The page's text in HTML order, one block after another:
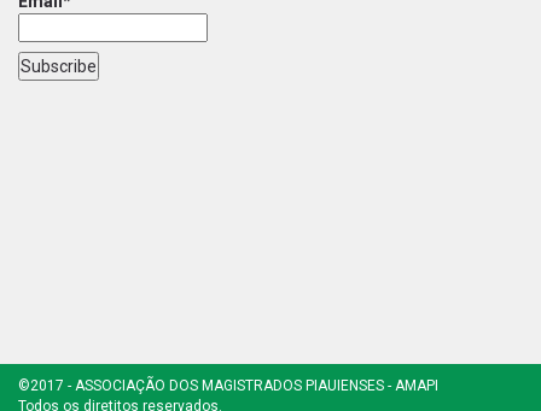
©2017 - ASSOCIAÇÃO DOS MAGISTRADOS PIAUIENSES - AMAPI
Todos os diretitos reservados.